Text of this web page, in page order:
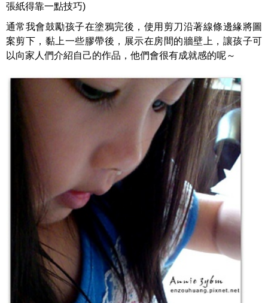
張紙得靠一點技巧)
通常我會鼓勵孩子在塗鴉完後，使用剪刀沿著線條邊緣將圖
案剪下，黏上一些膠帶後，展示在房間的牆壁上，讓孩子可
以向家人們介紹自己的作品，他們會很有成就感的呢～